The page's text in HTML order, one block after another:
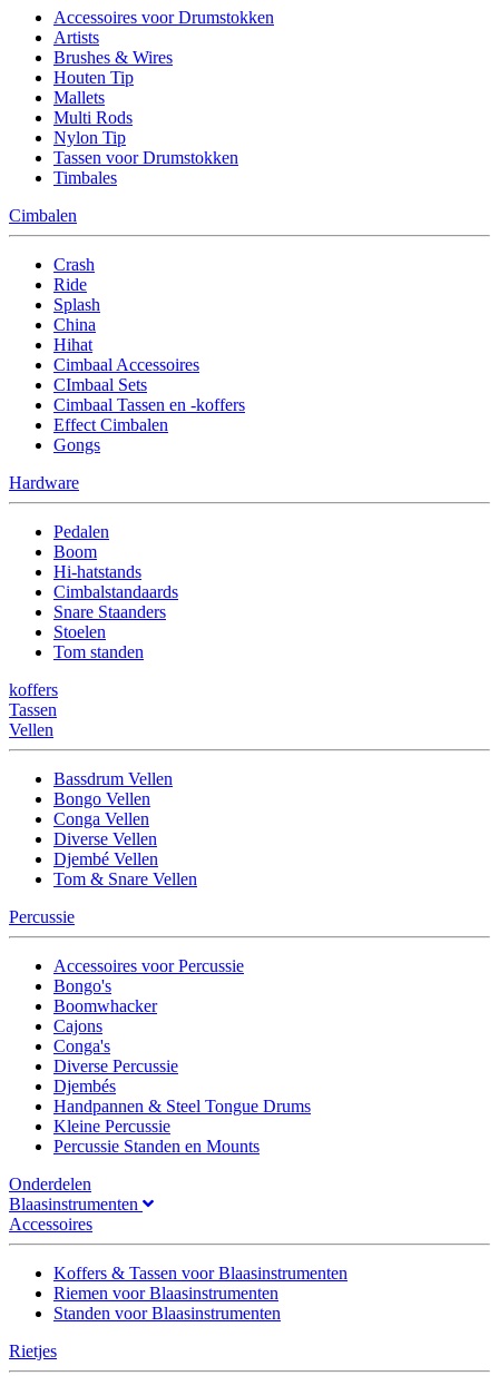
Accessoires voor Drumstokken
Artists
Brushes & Wires
Houten Tip
Mallets
Multi Rods
Nylon Tip
Tassen voor Drumstokken
Timbales
Cimbalen
Crash
Ride
Splash
China
Hihat
Cimbaal Accessoires
CImbaal Sets
Cimbaal Tassen en -koffers
Effect Cimbalen
Gongs
Hardware
Pedalen
Boom
Hi-hatstands
Cimbalstandaards
Snare Staanders
Stoelen
Tom standen
koffers
Tassen
Vellen
Bassdrum Vellen
Bongo Vellen
Conga Vellen
Diverse Vellen
Djembé Vellen
Tom & Snare Vellen
Percussie
Accessoires voor Percussie
Bongo's
Boomwhacker
Cajons
Conga's
Diverse Percussie
Djembés
Handpannen & Steel Tongue Drums
Kleine Percussie
Percussie Standen en Mounts
Onderdelen
Blaasinstrumenten
Accessoires
Koffers & Tassen voor Blaasinstrumenten
Riemen voor Blaasinstrumenten
Standen voor Blaasinstrumenten
Rietjes